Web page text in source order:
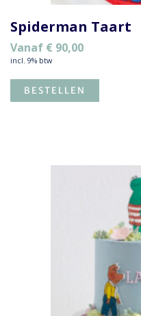
Spiderman Taart
Vanaf € 90,00
incl. 9% btw
BESTELLEN